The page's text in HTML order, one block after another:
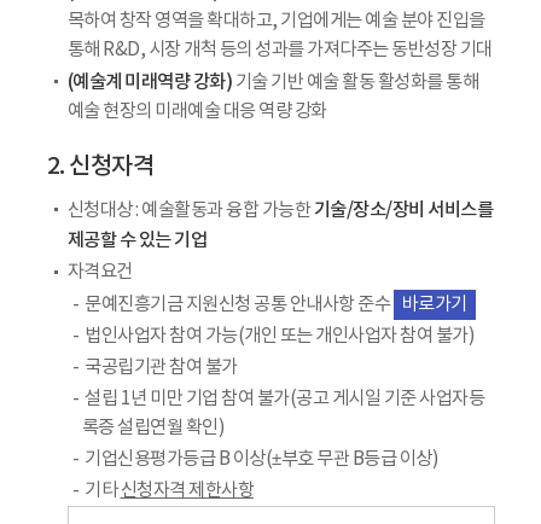
목하여 창작 영역을 확대하고, 기업에게는 예술 분야 진입을
통해 R&D, 시장 개척 등의 성과를 가져다주는 동반성장 기대
(예술계 미래역량 강화) 기술 기반 예술 활동 활성화를 통해
예술 현장의 미래예술 대응 역량 강화
2. 신청자격
신청대상 : 예술활동과 융합 가능한기술/장소/장비 서비스를
제공할 수 있는 기업
자격요건
문예진흥기금 지원신청 공통 안내사항 준수 바로가기
법인사업자 참여 가능(개인 또는 개인사업자 참여 불가)
국공립기관 참여 불가
설립 1년 미만 기업 참여 불가(공고 게시일 기준 사업자등
록증 설립연월 확인)
기업신용평가등급 B 이상(±부호 무관 B등급 이상)
기타신청자격 제한사항